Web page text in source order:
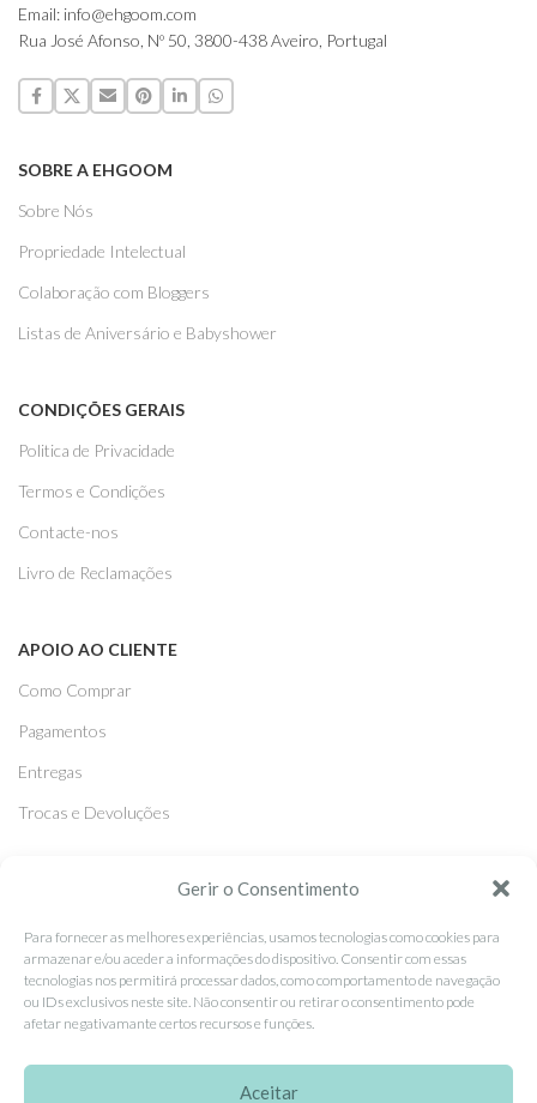
Gerir o Consentimento
Para fornecer as melhores experiências, usamos tecnologias como cookies para
armazenar e/ou aceder a informações do dispositivo. Consentir com essas
tecnologias nos permitirá processar dados, como comportamento de navegação
ou IDs exclusivos neste site. Não consentir ou retirar o consentimento pode
afetar negativamante certos recursos e funções.
Aceitar
Email: info@ehgoom.com
Rua José Afonso, Nº 50, 3800-438 Aveiro, Portugal
SOBRE A EHGOOM
Sobre Nós
Propriedade Intelectual
Colaboração com Bloggers
Listas de Aniversário e Babyshower
CONDIÇÕES GERAIS
Politica de Privacidade
Termos e Condições
Contacte-nos
Livro de Reclamações
APOIO AO CLIENTE
Como Comprar
Pagamentos
Entregas
Trocas e Devoluções
Facebook
Instagram
Pinterest